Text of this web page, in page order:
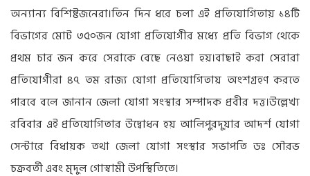
অন্যান্য বিশিষ্টজনেরা।তিন দিন ধরে চলা এই প্রতিযোগিতায় ১৪টি
বিভাগের মোট ৩৫০জন যোগা প্রতিযোগীর মধ্যে প্রতি বিভাগ থেকে
প্রথম চার জন করে সেরাকে বেছে নেওয়া হয়।বাছাই করা সেরারা
প্রতিযোগীরা ৪৭ তম রাজ্য যোগা প্রতিযোগিতায় অংশগ্রহণ করতে
পারবে বলে জানান জেলা যোগা সংস্থার সম্পাদক প্রবীর দত্ত।উল্লেখ্য
রবিবার এই প্রতিযোগিতার উদ্বোধন হয় আলিপুরদুয়ার আদর্শ যোগা
সেন্টারে বিধায়ক তথা জেলা যোগা সংস্থার সভাপতি ডঃ সৌরভ
চক্রবর্তী এবং মৃদুল গোস্বামী উপস্থিতিতে।